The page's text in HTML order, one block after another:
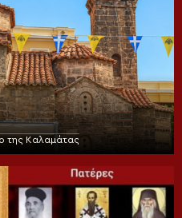
της Καλαμάτας